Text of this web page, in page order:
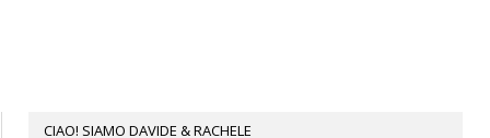
CIAO! SIAMO DAVIDE & RACHELE